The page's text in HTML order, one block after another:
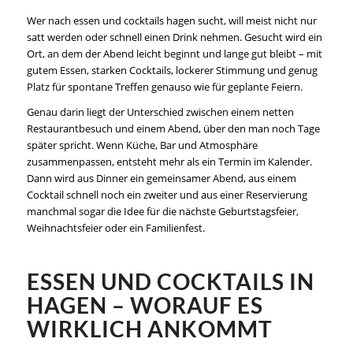
Wer nach essen und cocktails hagen sucht, will meist nicht nur
satt werden oder schnell einen Drink nehmen. Gesucht wird ein
Ort, an dem der Abend leicht beginnt und lange gut bleibt – mit
gutem Essen, starken Cocktails, lockerer Stimmung und genug
Platz für spontane Treffen genauso wie für geplante Feiern.
Genau darin liegt der Unterschied zwischen einem netten
Restaurantbesuch und einem Abend, über den man noch Tage
später spricht. Wenn Küche, Bar und Atmosphäre
zusammenpassen, entsteht mehr als ein Termin im Kalender.
Dann wird aus Dinner ein gemeinsamer Abend, aus einem
Cocktail schnell noch ein zweiter und aus einer Reservierung
manchmal sogar die Idee für die nächste Geburtstagsfeier,
Weihnachtsfeier oder ein Familienfest.
ESSEN UND COCKTAILS IN
HAGEN – WORAUF ES
WIRKLICH ANKOMMT